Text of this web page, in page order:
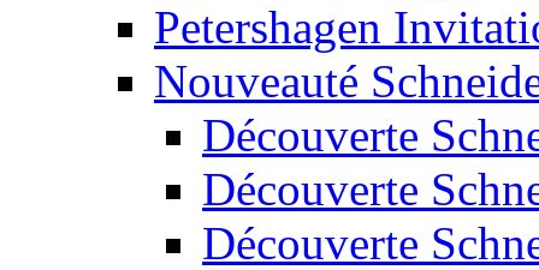
Petershagen
Nouveauté
Découverte
Découverte
Découverte